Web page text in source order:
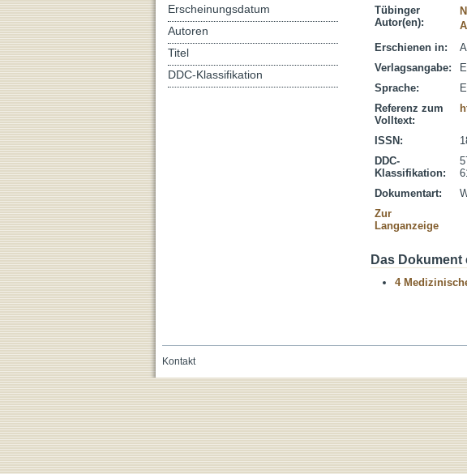
Tübinger
Autor(en):
Erschienen in:
Verlagsangabe:
Sprache:
Referenz zum
Volltext:
ISSN:
DDC-
Klassifikation:
Dokumentart:
Zur
Langanzeige
Das
4
Erscheinungsdatum
Autoren
Titel
DDC-Klassifikation
Kontakt